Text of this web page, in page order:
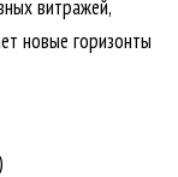
витражей,
новые горизонты